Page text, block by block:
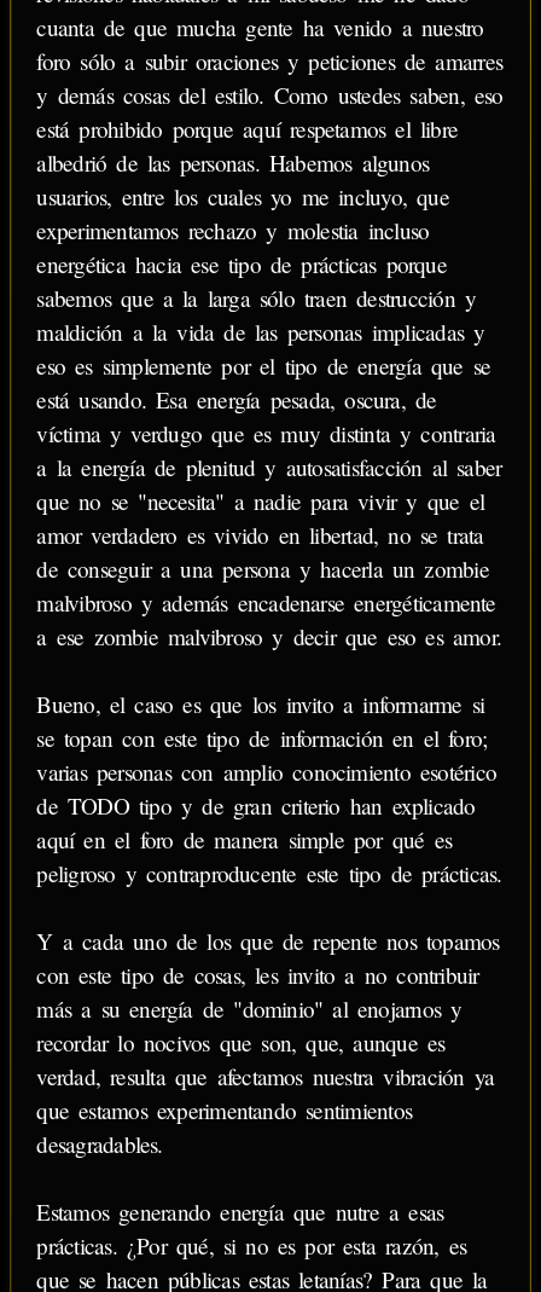
cuanta de que mucha gente ha venido a nuestro
foro sólo a subir oraciones y peticiones de amarres
y demás cosas del estilo. Como ustedes saben, eso
está prohibido porque aquí respetamos el libre
albedrió de las personas. Habemos algunos
usuarios, entre los cuales yo me incluyo, que
experimentamos rechazo y molestia incluso
energética hacia ese tipo de prácticas porque
sabemos que a la larga sólo traen destrucción y
maldición a la vida de las personas implicadas y
eso es simplemente por el tipo de energía que se
está usando. Esa energía pesada, oscura, de
víctima y verdugo que es muy distinta y contraria
a la energía de plenitud y autosatisfacción al saber
que no se "necesita" a nadie para vivir y que el
amor verdadero es vivido en libertad, no se trata
de conseguir a una persona y hacerla un zombie
malvibroso y además encadenarse energéticamente
a ese zombie malvibroso y decir que eso es amor.
Bueno, el caso es que los invito a informarme si
se topan con este tipo de información en el foro;
varias personas con amplio conocimiento esotérico
de TODO tipo y de gran criterio han explicado
aquí en el foro de manera simple por qué es
peligroso y contraproducente este tipo de prácticas.
Y a cada uno de los que de repente nos topamos
con este tipo de cosas, les invito a no contribuir
más a su energía de "dominio" al enojarnos y
recordar lo nocivos que son, que, aunque es
verdad, resulta que afectamos nuestra vibración ya
que estamos experimentando sentimientos
desagradables.
Estamos generando energía que nutre a esas
prácticas. ¿Por qué, si no es por esta razón, es
que se hacen públicas estas letanías? Para que la